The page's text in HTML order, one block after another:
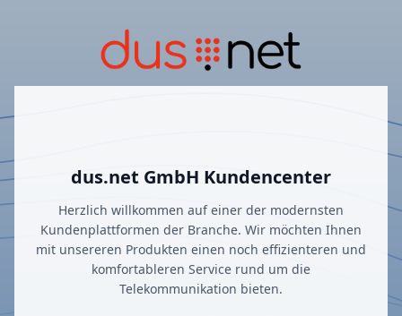
dus.net GmbH Kundencenter
Herzlich willkommen auf einer der modernsten
Kundenplattformen der Branche. Wir möchten Ihnen
mit unsereren Produkten einen noch effizienteren und
komfortableren Service rund um die
Telekommunikation bieten.